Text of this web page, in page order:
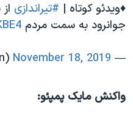
♦️ویدئو کوتاه | #تیراندازی
جوانرود به سمت مردم
— VOA Farsi (@VOAIran)
November 18, 2019
واکنش مایک پمپئو: